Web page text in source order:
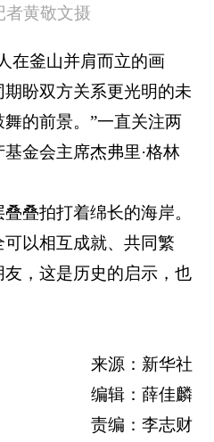
者黄敬文摄
在釜山并肩而立的画
盼双方关系更光明的未
的前景。”一直关注两
金会主席杰弗里·格林
叠拍打着绵长的海岸。
以相互成就、共同繁
，这是历史的启示，也
来源：新华社
编辑：薛佳麟
责编：李志财